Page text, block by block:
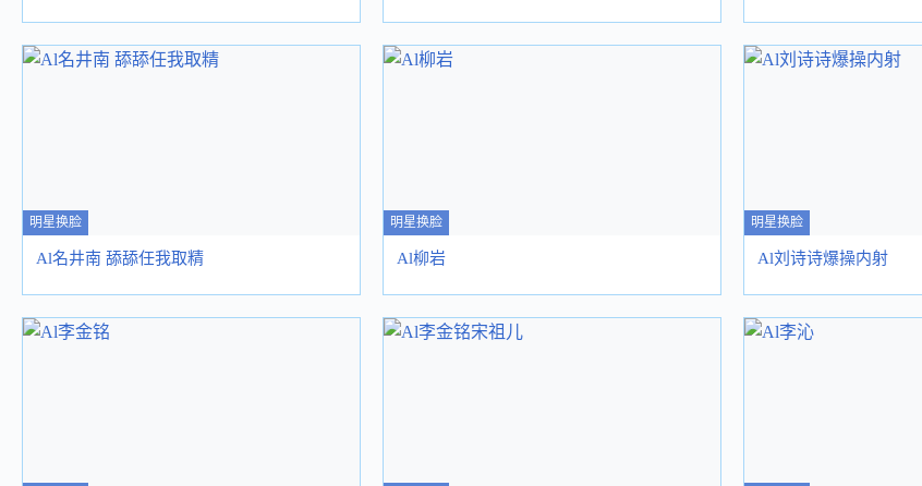
明星换脸
Al名井南 舔舔任我取精
明星换脸
Al柳岩
明星换脸
Al刘诗诗爆操内射